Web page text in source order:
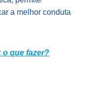
a melhor conduta
o que fazer?